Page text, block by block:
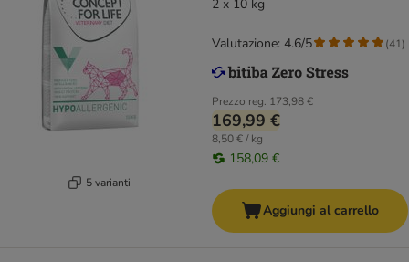
5 varianti
2 x 10 kg
Prezzo reg. 173,98 €
169,99 €
8,50 € / kg
158,09 €
Valutazione: 4.6/5 (41)
Aggiungi al carrello